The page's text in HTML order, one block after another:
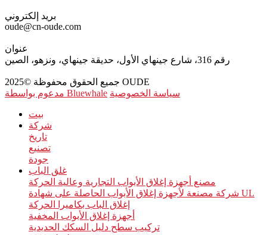
بريد إلكتروني
oude@cn-oude.com
عنوان
رقم 316، شارع جينهاي الأول، حديقة جينهاي، ونزهو، الصين
جميع الحقوق محفوظة ©2025 OUDE
مدعوم بواسطة Bluewhale سياسة الخصوصية
بيت
شركة
تاريخ
تصنيع
جودة
غلق الباب
مصنع أجهزة إغلاق الأبواب التجارية وعالية الحركة
شركة مصنعة لأجهزة إغلاق الأبواب الحاصلة على شهادة UL
إغلاق الباب بكاميرا الحركة
أجهزة إغلاق الأبواب المخفية
تركيب سطح دليل السكك الحديدية